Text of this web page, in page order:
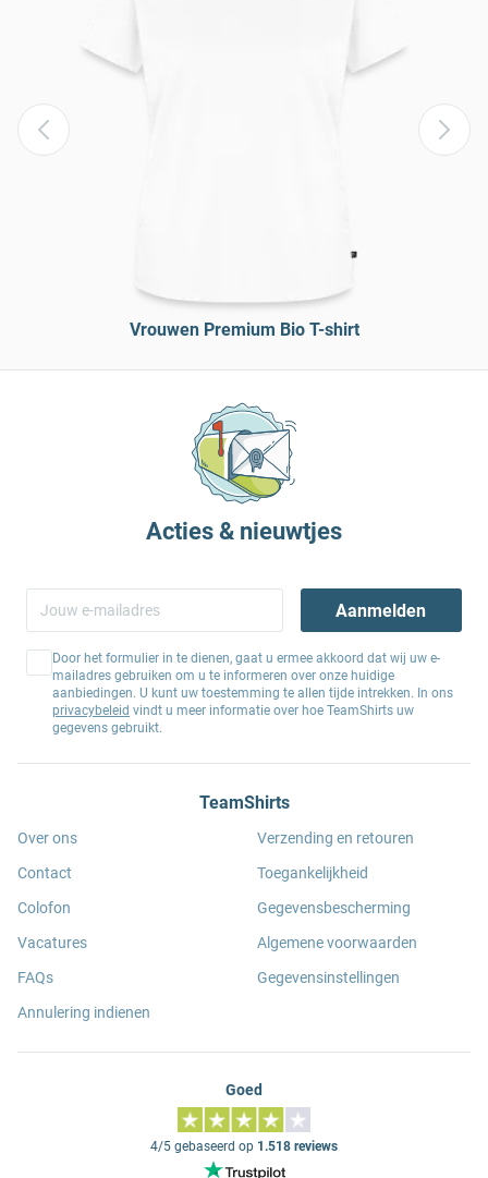
Vrouwen Premium Bio T-shirt
Acties & nieuwtjes
Aanmelden
Door het formulier in te dienen, gaat u ermee akkoord dat wij uw e-
mailadres gebruiken om u te informeren over onze huidige
aanbiedingen. U kunt uw toestemming te allen tijde intrekken. In ons
privacybeleid vindt u meer informatie over hoe TeamShirts uw
gegevens gebruikt.
TeamShirts
Over ons
Contact
Colofon
Vacatures
FAQs
Annulering indienen
Verzending en retouren
Toegankelijkheid
Gegevensbescherming
Algemene voorwaarden
Gegevensinstellingen
Goed
4/5 gebaseerd op 1.518 reviews